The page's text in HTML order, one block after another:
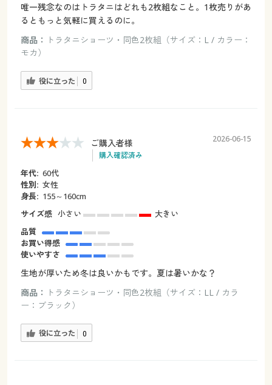
唯一残念なのはトラタニはどれも2枚組なこと。1枚売りがあ
るともっと気軽に買えるのに。
商品：
トラタニショーツ・同色2枚組（サイズ：L / カラー：
モカ）
役に立った 0
ご購入者様
購入確認済み
2026-06-15
年代: 60代
性別: 女性
身長: 155～160cm
サイズ感 小さい
大きい
品質
お買い得感
使いやすさ
生地が厚いため冬は良いかもです。夏は暑いかな？
商品：
トラタニショーツ・同色2枚組（サイズ：LL / カラ
ー：ブラック）
役に立った 0